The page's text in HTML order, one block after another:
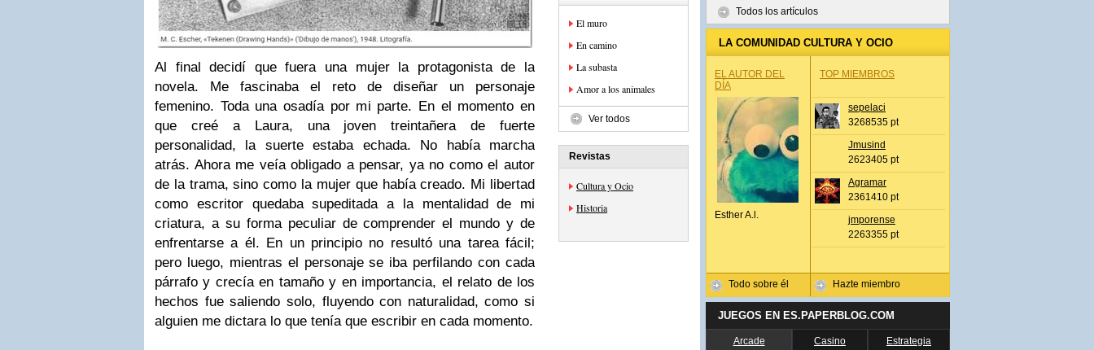
Al final decidí que fuera una mujer la protagonista de la
novela. Me fascinaba el reto de diseñar un personaje
femenino. Toda una osadía por mi parte. En el momento en
que creé a Laura, una joven treintañera de fuerte
personalidad, la suerte estaba echada. No había marcha
atrás. Ahora me veía obligado a pensar, ya no como el autor
de la trama, sino como la mujer que había creado. Mi libertad
como escritor quedaba supeditada a la mentalidad de mi
criatura, a su forma peculiar de comprender el mundo y de
enfrentarse a él. En un principio no resultó una tarea fácil;
pero luego, mientras el personaje se iba perfilando con cada
párrafo y crecía en tamaño y en importancia, el relato de los
hechos fue saliendo solo, fluyendo con naturalidad, como si
alguien me dictara lo que tenía que escribir en cada momento.
El muro
En camino
La subasta
Amor a los animales
Ver todos
Revistas
Cultura y Ocio
Historia
Todos los artículos
LA COMUNIDAD CULTURA Y OCIO
EL AUTOR DEL
DÍA
Esther A.l.
Todo sobre él
TOP MIEMBROS
sepelaci
3268535 pt
Jmusind
2623405 pt
Agramar
2361410 pt
jmporense
2263355 pt
Hazte miembro
JUEGOS EN ES.PAPERBLOG.COM
Arcade Casino Estrategia